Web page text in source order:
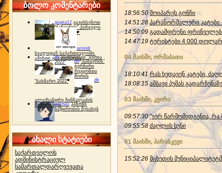
ბოლო კომენტარები
gogita12 გავიხსენოთ
"ბაზიერის" პირველი
ტურნირი ❤
amindi
ხვალიდან საქართველოში
ამინდი გაუარესდება
dh სპორტინგი "გურია
2022"
dh "ბაზიერის"
ტურნირი
რეგიონთა
შორის
"ბახმარო 2022"
dh
ალექსანდრე ჩინჩალაძის
მემორიალიgocha1 კანონი
ნადირობის შესახებ
ახალი სტატიები
საქართველოს
ადმინისტრაციულ
სამართალდარღვევათა
18:56:50 მოიპარეს გონჩი (8)
14:51:28 პარანორმალური კატები
14:50:09 გადამფრენი
14:47:19 ტურისტები 4 000
04 მაისში, ორშაბათი
18:10:41 რას ხედავენ კატები,
18:08:15 ამბავი პუმას
03 მაისში, კვირა
09:57:30 "ვერ წარმომიდგენია, რა
09:55:58 ძაღ­ლის სუ­ნი (0)
01 მაისში, პარასკევი
15:52:26 მცხეთის